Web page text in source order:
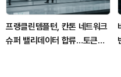
프랭클린템플턴, 칸톤 네트워크
슈퍼 밸리데이터 합류…토큰화